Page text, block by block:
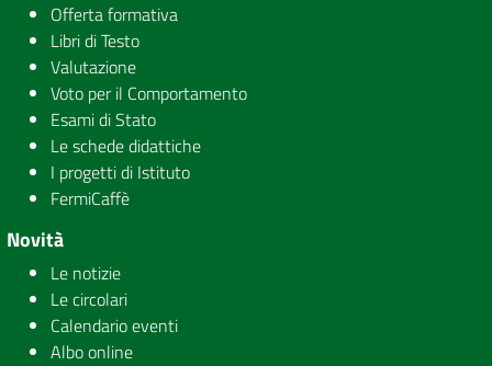
Offerta formativa
Libri di Testo
Valutazione
Voto per il Comportamento
Esami di Stato
Le schede didattiche
I progetti di Istituto
FermiCaffè
Novità
Le notizie
Le circolari
Calendario eventi
Albo online